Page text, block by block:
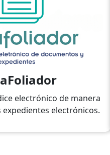
electrónico de manera
electrónicos.